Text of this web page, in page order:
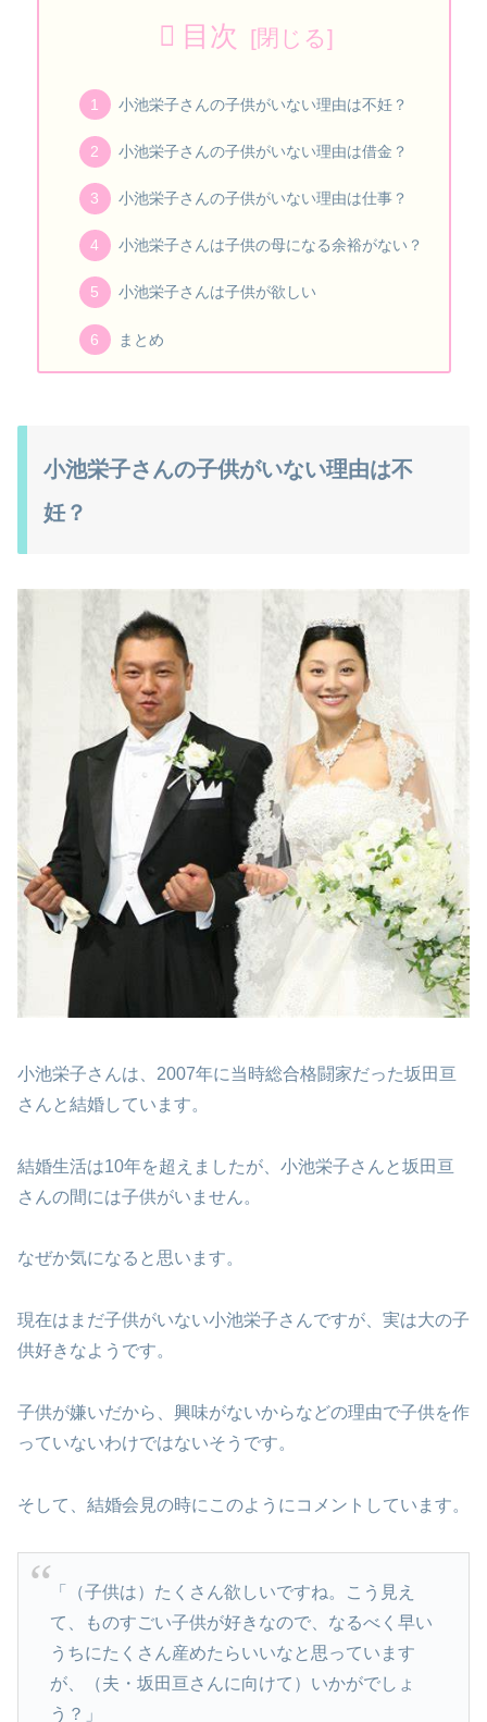
目次
小池栄子さんの子供がいない理由は不妊？
小池栄子さんの子供がいない理由は借金？
小池栄子さんの子供がいない理由は仕事？
小池栄子さんは子供の母になる余裕がない？
小池栄子さんは子供が欲しい
まとめ
小池栄子さんの子供がいない理由は不
妊？
小池栄子さんは、2007年に当時総合格闘家だった坂田亘
さんと結婚しています。
結婚生活は10年を超えましたが、小池栄子さんと坂田亘
さんの間には子供がいません。
なぜか気になると思います。
現在はまだ子供がいない小池栄子さんですが、実は大の子
供好きなようです。
子供が嫌いだから、興味がないからなどの理由で子供を作
っていないわけではないそうです。
そして、結婚会見の時にこのようにコメントしています。
「（子供は）たくさん欲しいですね。こう見え
て、ものすごい子供が好きなので、なるべく早い
うちにたくさん産めたらいいなと思っています
が、（夫・坂田亘さんに向けて）いかがでしょ
う？」